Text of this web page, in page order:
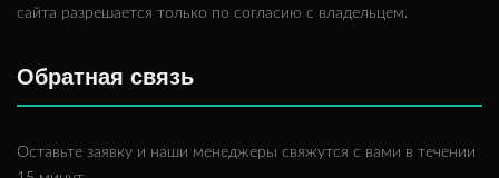
сайта разрешается только по согласию с владельцем.
Обратная связь
Оставьте заявку и наши менеджеры свяжутся с вами в течении